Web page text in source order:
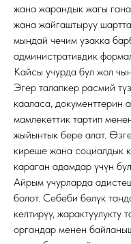
жана жарандык жагы
жана жайгаштыруу
мындай чечим узакка
административдик
Кайсы учурда бул жол
Эгер талапкер расмий
кааласа, документтерин
мамлекеттик тартип
жыйынтык бере алат.
киреше жана социалдык
караган адамдар үчүн
Айрым учурларда
болот. Себеби бөлүк
келтирүү, жарактуулукту
органдар менен